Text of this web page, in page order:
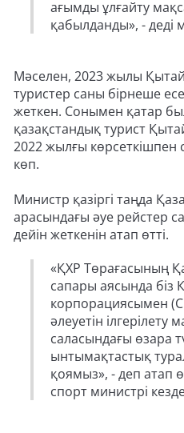
ағымды ұлғайту
қабылданды», - деді
Мәселен, 2023 жылы
туристер саны бірнеше
жеткен. Сонымен қатар
қазақстандық турист
2022 жылғы көрсеткішпен
көп.
Министр қазіргі таңда
арасындағы әуе рейстер
дейін жеткенін атап өтті.
«ҚХР Төрағасының
сапары аясында біз
корпорациясымен
әлеуетін ілгерілету
саласындағы өзара
ынтымақтастық
қоямыз», - деп атап
спорт министрі